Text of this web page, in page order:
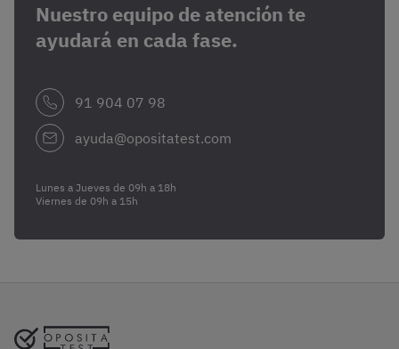
Nuestro equipo de atención te
ayudará en cada fase.
91 904 07 98
ayuda@opositatest.com
Lunes a Jueves de 09h a 18h
Viernes de 09h a 15h